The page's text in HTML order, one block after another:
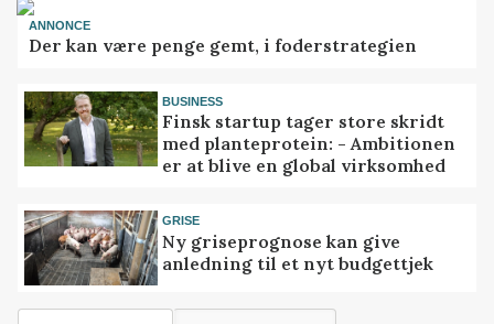
ANNONCE
Der kan være penge gemt, i foderstrategien
BUSINESS
Finsk startup tager store skridt
med planteprotein: - Ambitionen
er at blive en global virksomhed
GRISE
Ny griseprognose kan give
anledning til et nyt budgettjek